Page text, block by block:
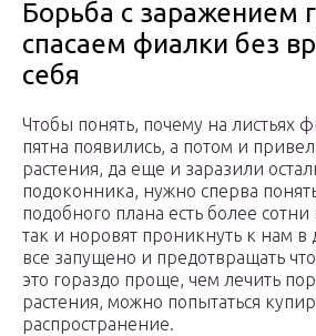
Борьба с заражением
спасаем фиалки без
себя
Чтобы понять, почему на листьях
пятна появились, а потом и
растения, да еще и заразили
подоконника, нужно сперва
подобного плана есть более
так и норовят проникнуть к нам в
все запущено и предотвращать
это гораздо проще, чем лечить
растения, можно попытаться
распространение.